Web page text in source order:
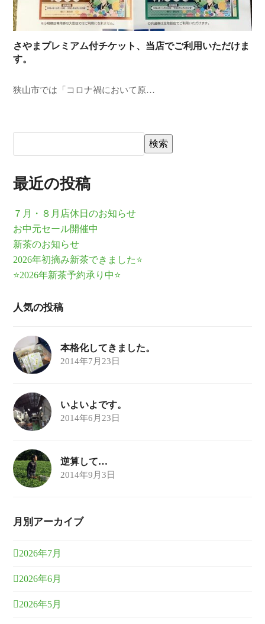
さやまプレミアム付チケット、当店でご利用いただけま
す。
狭山市では「コロナ禍において原…
検索
最近の投稿
７月・８月店休日のお知らせ
お中元セール開催中
新茶のお知らせ
2026年初摘み新茶できました⭐
⭐2026年新茶予約承り中⭐
人気の投稿
本格化してきました。
2014年7月23日
いよいよです。
2014年6月23日
逆算して…
2014年9月3日
月別アーカイブ
2026年7月
2026年6月
2026年5月